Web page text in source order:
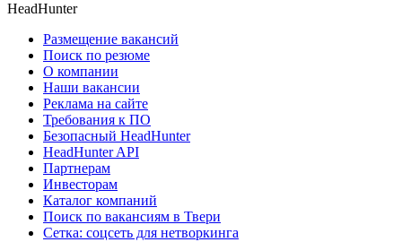
HeadHunter
Размещение вакансий
Поиск по резюме
О компании
Наши вакансии
Реклама на сайте
Требования к ПО
Безопасный HeadHunter
HeadHunter API
Партнерам
Инвесторам
Каталог компаний
Поиск по вакансиям в Твери
Сетка: соцсеть для нетворкинга